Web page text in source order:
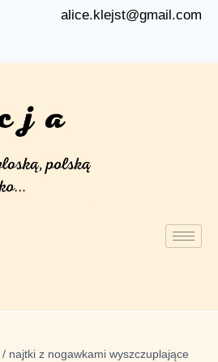
alice.klejst@gmail.com
/ najtki z nogawkami wyszczuplające